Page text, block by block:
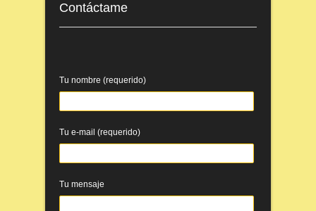
Contáctame
Tu nombre (requerido)
Tu e-mail (requerido)
Tu mensaje